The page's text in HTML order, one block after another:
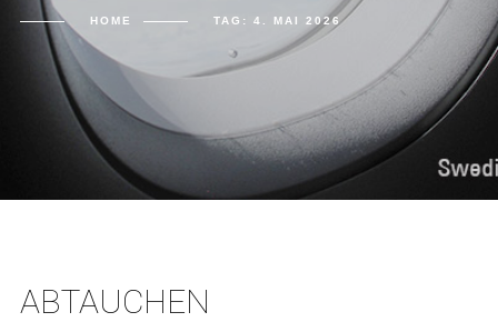
HOME TAG: 4. MAI 2026
ABTAUCHEN